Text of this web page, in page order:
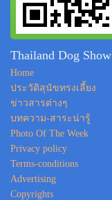
Thailand Dog Show
Home
ประวัติสุนัขทรงเลี้ยง
ข่าวสารต่างๆ
บทความ-สาระน่ารู้
Photo Of The Week
Privacy policy
Terms-conditions
Advertising
Copyrights